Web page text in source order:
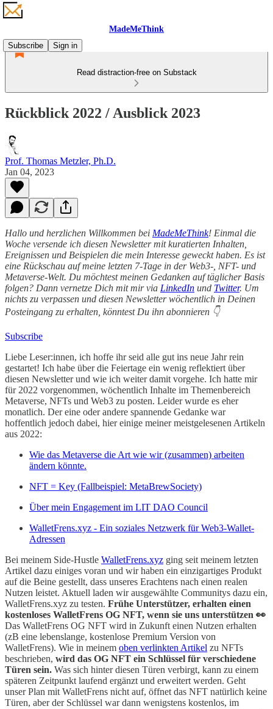
MadeMeThink
Subscribe
Sign in
Read distraction-free on Substack
Rückblick 2022 / Ausblick 2023
Prof. Thomas Metzler, Ph.D.
Jan 04, 2023
Hallo und herzlichen Willkommen bei MadeMeThink! Einmal die
Woche versende ich diesen Newsletter mit kuratierten Inhalten,
Ereignissen und Beispielen die mein Interesse geweckt haben. Es ist
eine Rückschau auf meine letzten 7-Tage in der Web3-, NFT- und
Metaverse-Welt. Du möchtest meinen Gedanken auf täglicher Basis
folgen? Dann vernetze Dich mit mir via LinkedIn und Twitter. Um
nichts zu verpassen und diesen Newsletter wöchentlich in Deinen
Posteingang zu erhalten, könntest Du ihn abonnieren 👇
Subscribe
Liebe Leser:innen, ich hoffe ihr seid alle gut ins neue Jahr rein
gestartet! Ich habe über die Feiertage ein wenig reflektiert über
diesen Newsletter und wie ich weiter damit vorgehe. Ich hatte mir
für 2022 vorgenommen, wöchentlich Inhalte im Themenbereich
Metaverse, NFTs und Web3 zu posten. Leider wurde es eher
monatlich. Der eine oder andere spannende Gedanke war
hoffentlich jedoch dabei, hier einige meiner meistgelesenen Artikeln
aus 2022:
Wie das Metaverse die Art wie wir (zusammen) arbeiten
ändern könnte.
NFT = Key (Fallbeispiel: MetaBrewSociety)
Über mein Engagement im LIT DAO Council
WalletFrens.xyz - Ein soziales Netzwerk für Web3-Wallet-
Adressen
Bei meinem Side-Hustle WalletFrens.xyz ging seit meinem letzten
Artikel dazu einiges voran und wir haben ein einzigartiges Produkt
auf die Beine gestellt, dass unseres Erachtens nach einen realen
Nutzen leistet. Aktuell laden wir ausgewählte Communitys dazu ein,
WalletFrens.xyz zu testen. Frühe Unterstützer, erhalten einen
kostenloses WalletFrens OG NFT, wenn sie uns unterstützen 👀
Das WalletFrens OG NFT wird in Zukunft einen Nutzen erhalten
(zB eine lebenslange, kostenlose Premium Version von
WalletFrens). Wie in meinem oben verlinkten Artikel zu NFTs
beschrieben, wird das OG NFT ein Schlüssel für verschiedene
Türen sein. Was sich hinter diesen Türen verbirgt, kann zu einem
späteren Zeitpunkt laufend ergänzt und erweitert werden. Geht
unser Plan mit WalletFrens nicht auf, öffnet das NFT natürlich keine
Türen, aber der Schlüssel war dann wenigstens kostenlos, im